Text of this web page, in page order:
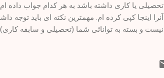
تحصیلی یا کاری داشته باشد به هر کدام جواب داده
آنرا اینجا کپی کرده ام. مهمترین نکته ای باید
نیست و بسته به توانائی شما (تحصیلی و سابقه کاری)